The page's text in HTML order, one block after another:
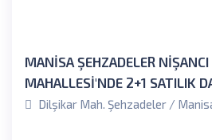
MANİSA ŞEHZADELER NİŞANCI
MAHALLESİ'NDE 2+1 SATILIK
Dilşikar Mah. Şehzadeler /